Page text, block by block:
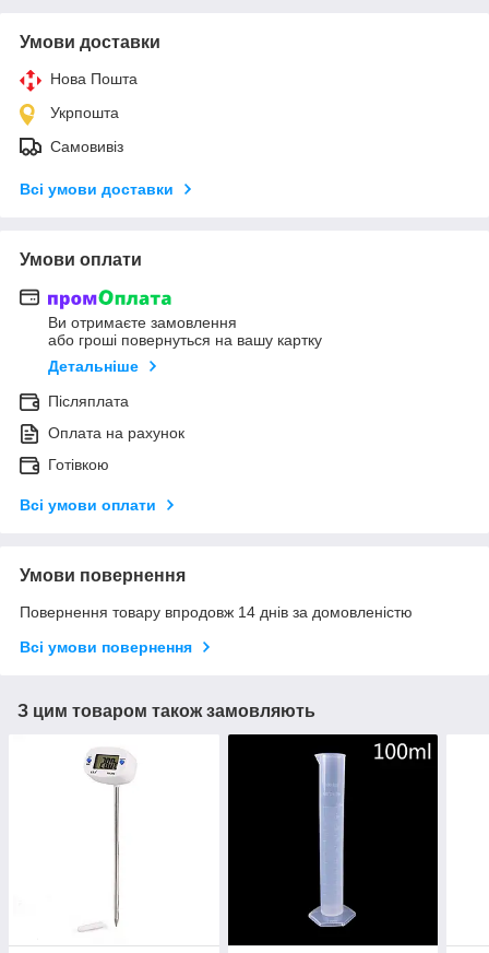
Умови доставки
Нова Пошта
Укрпошта
Самовивіз
Всі умови доставки
Умови оплати
Ви отримаєте замовлення
або гроші повернуться на вашу картку
Детальніше
Післяплата
Оплата на рахунок
Готівкою
Всі умови оплати
Умови повернення
Повернення товару впродовж 14 днів за домовленістю
Всі умови повернення
З цим товаром також замовляють